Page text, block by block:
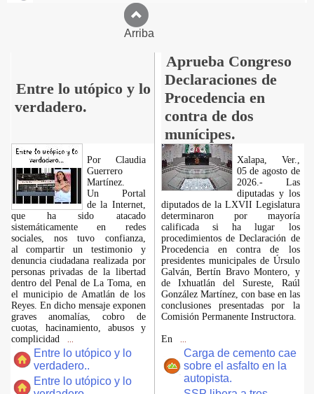
Arriba
Entre lo utópico y lo
verdadero.
Aprueba Congreso
Declaraciones de
Procedencia en
contra de dos
munícipes.
Por Claudia
Guerrero
Martínez.
​Un Portal
de la Internet,
que ha sido atacado
sistemáticamente en redes
sociales, nos tuvo confianza,
al compartir un testimonio y
denuncia ciudadana realizada por
personas privadas de la libertad
dentro del Penal de La Toma, en
el municipio de Amatlán de los
Reyes. En dicho mensaje exponen
graves anomalías, cobro de
cuotas, hacinamiento, abusos y
complicidad
Entre lo utópico y lo
verdadero..
Entre lo utópico y lo
Xalapa, Ver.,
05 de agosto de
2026.- Las
diputadas y los
diputados de la LXVII Legislatura
determinaron por mayoría
calificada si ha lugar los
procedimientos de Declaración de
Procedencia en contra de los
presidentes municipales de Úrsulo
Galván, Bertín Bravo Montero, y
de Ixhuatlán del Sureste, Raúl
González Martínez, con base en las
conclusiones presentadas por la
Comisión Permanente Instructora.
En
Carga de cemento cae
sobre el asfalto en la
autopista.